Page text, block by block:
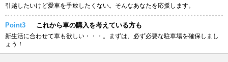
引越したいけど愛車を手放したくない。そんなあなたを応援します。
Point3 これから車の購入を考えている方も
新生活に合わせて車も欲しい・・・。まずは、必ず必要な駐車場を確保しまし
ょう！